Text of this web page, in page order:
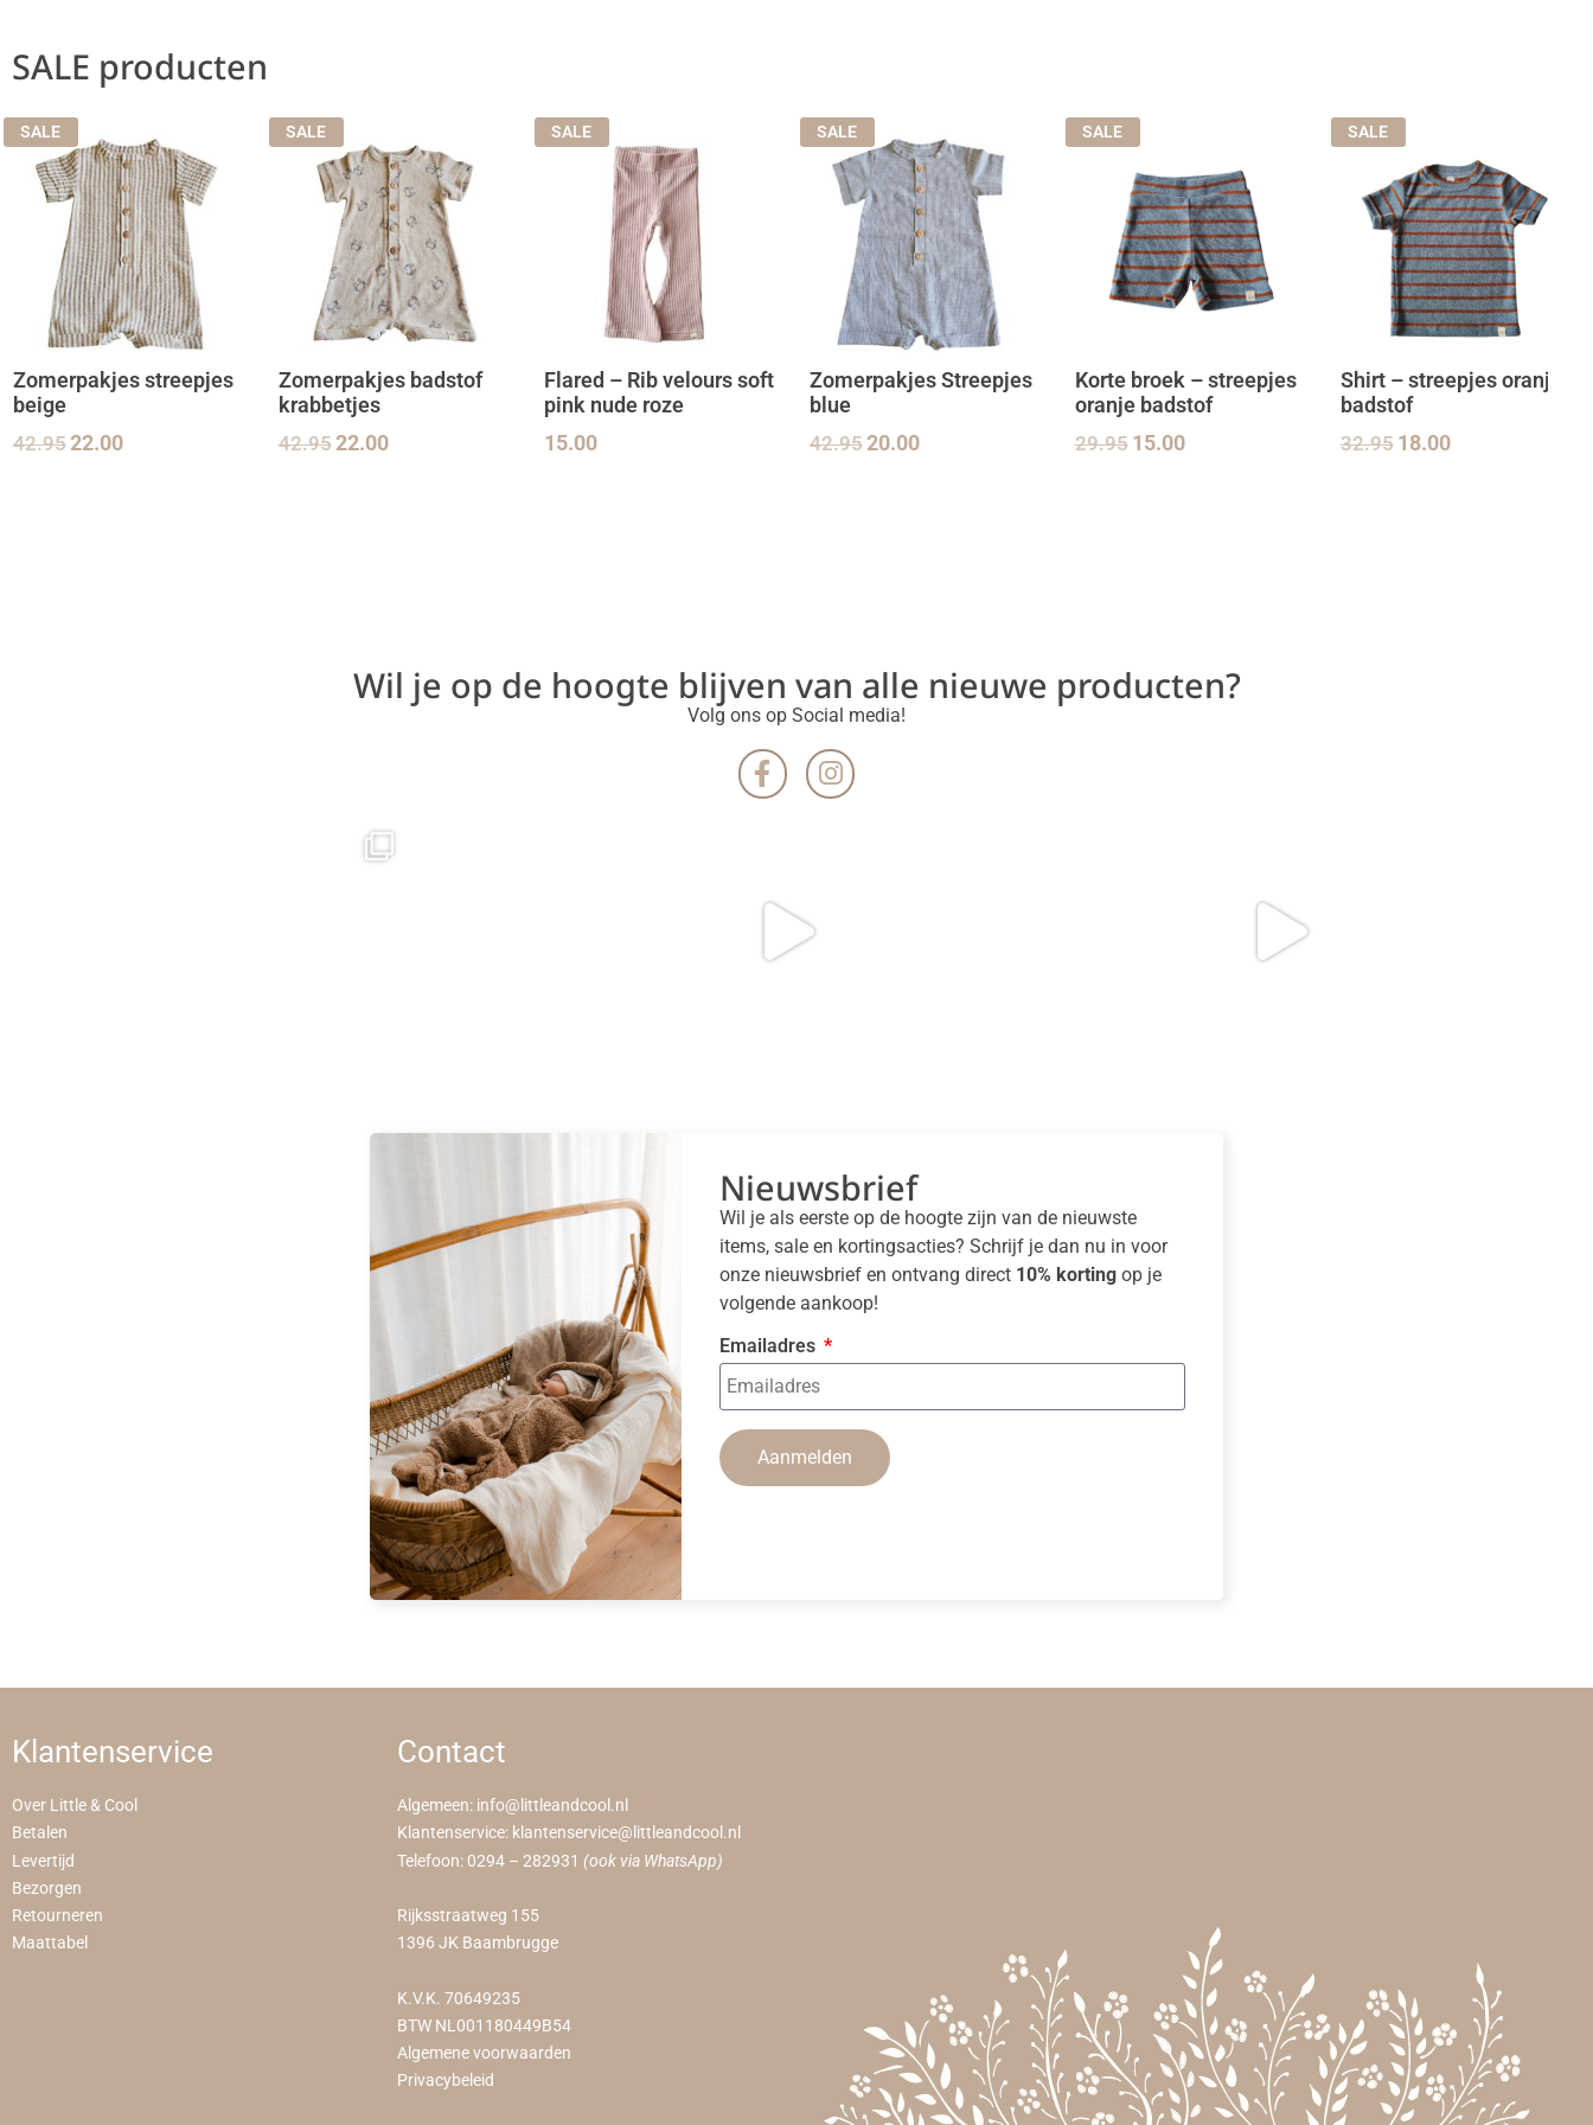
SALE producten
SALE
Zomerpakjes streepjes
beige
42.9522.00
SALE
Zomerpakjes badstof
krabbetjes
42.9522.00
SALE
Flared – Rib velours soft
pink nude roze
15.00
SALE
Zomerpakjes Streepjes
blue
42.9520.00
SALE
Korte broek – streepjes
oranje badstof
29.95 15.00
SALE
Shirt – streepjes oranje
badstof
32.95 18.00
Wil je op de hoogte blijven van alle nieuwe producten?
Volg ons op Social media!
Nieuwsbrief
Wil je als eerste op de hoogte zijn van de nieuwste
items, sale en kortingsacties? Schrijf je dan nu in voor
onze nieuwsbrief en ontvang direct 10% kortingop je
volgende aankoop!
Emailadres
Aanmelden
Klantenservice
Over Little & Cool
Betalen
Levertijd
Bezorgen
Retourneren
Maattabel
Contact
Algemeen: info@littleandcool.nl
Klantenservice: klantenservice@littleandcool.nl
Telefoon: 0294 – 282931 (ook via WhatsApp)
Rijksstraatweg 155
1396 JK Baambrugge
K.V.K. 70649235
BTW NL001180449B54
Algemene voorwaarden
Privacybeleid